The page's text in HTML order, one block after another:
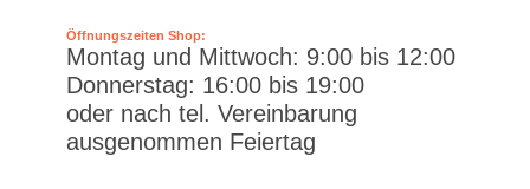
Öffnungszeiten Shop:
Montag und Mittwoch: 9:00 bis 12:00
Donnerstag: 16:00 bis 19:00
oder nach tel. Vereinbarung
ausgenommen Feiertag